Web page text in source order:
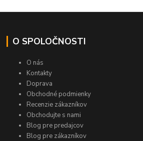
O SPOLOČNOSTI
O nás
Kontakty
Doprava
Obchodné podmienky
Recenzie zákazníkov
Obchodujte s nami
Blog pre predajcov
Blog pre zákazníkov